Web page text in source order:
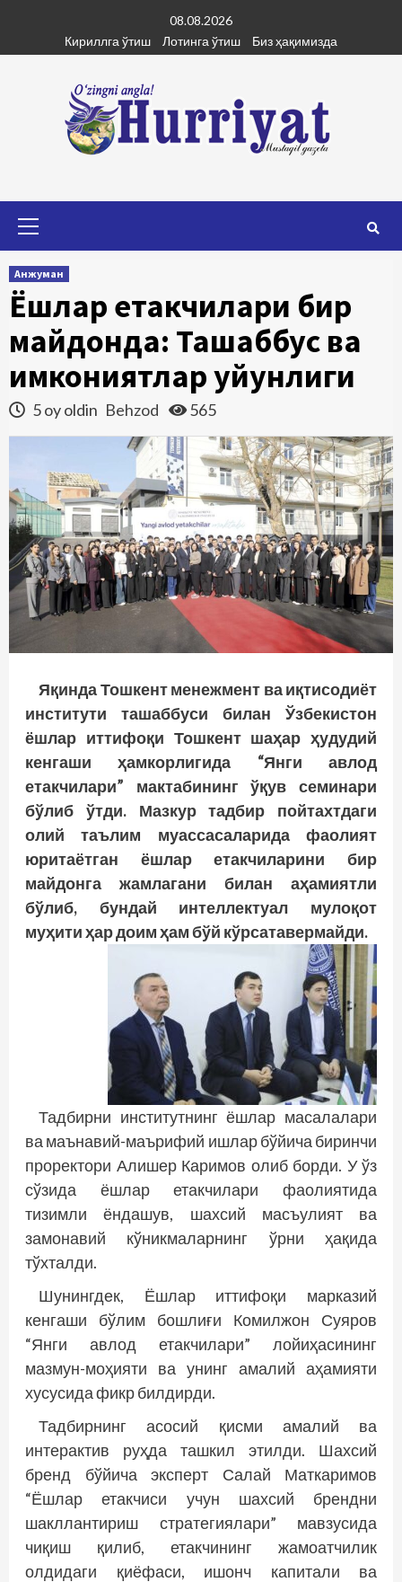
content
08.08.2026
Кириллга ўтиш
Лотинга ўтиш Биз ҳақимизда
Анжуман
Ёшлар етакчилари бир
майдонда: Ташаббус ва
имкониятлар уйғунлиги
5 oy oldin Behzod 565
Яқинда Тошкент менежмент ва иқтисодиёт
институти ташаббуси билан Ўзбекистон
ёшлар иттифоқи Тошкент шаҳар ҳудудий
кенгаши ҳамкорлигида “Янги авлод
етакчилари” мактабининг ўқув семинари
бўлиб ўтди. Мазкур тадбир пойтахтдаги
олий таълим муассасаларида фаолият
юритаётган ёшлар етакчиларини бир
майдонга жамлагани билан аҳамиятли
бўлиб, бундай интеллектуал мулоқот
муҳити ҳар доим ҳам бўй кўрсатавермайди.
Тадбирни институтнинг ёшлар масалалари
ва маънавий-маърифий ишлар бўйича биринчи
проректори Алишер Каримов олиб борди. У ўз
сўзида ёшлар етакчилари фаолиятида
тизимли ёндашув, шахсий масъулият ва
замонавий кўникмаларнинг ўрни ҳақида
тўхталди.
Шунингдек, Ёшлар иттифоқи марказий
кенгаши бўлим бошлиғи Комилжон Суяров
“Янги авлод етакчилари” лойиҳасининг
мазмун-моҳияти ва унинг амалий аҳамияти
хусусида фикр билдирди.
Тадбирнинг асосий қисми амалий ва
интерактив руҳда ташкил этилди. Шахсий
бренд бўйича эксперт Салай Маткаримов
“Ёшлар етакчиси учун шахсий брендни
шакллантириш стратегиялари” мавзусида
чиқиш қилиб, етакчининг жамоатчилик
олдидаги қиёфаси, ишонч капитали ва